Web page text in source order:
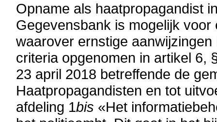
Opname als haatpropagandist
Gegevensbank is mogelijk
waarover ernstige
criteria opgenomen in artikel 6,
23 april 2018 betreffende de
Haatpropagandisten en tot
afdeling 1bis «Het